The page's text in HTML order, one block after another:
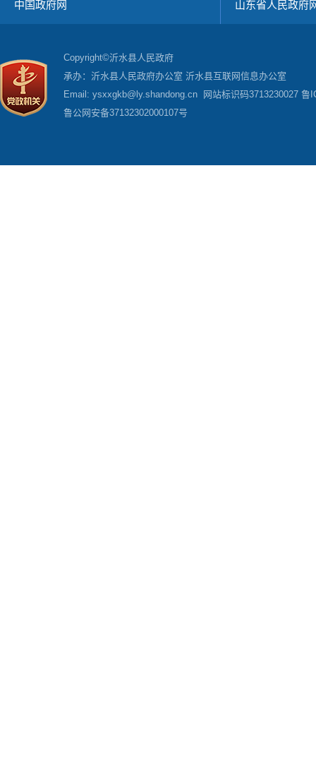
中国政府网 山东省人民政府
Copyright©沂水县人民政府
承办：沂水县人民政府办公室 沂水县互联网信息办公室
Email: ysxxgkb@ly.shandong.cn 网站标识码3713230027 鲁
鲁公网安备37132302000107号